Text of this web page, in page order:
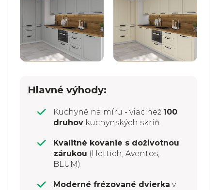
Hlavné výhody:
Kuchyně na míru - viac než 100
druhov kuchynských skríň
Kvalitné kovanie s doživotnou
zárukou (Hettich, Aventos,
BLUM)
Moderné frézované dvierka v